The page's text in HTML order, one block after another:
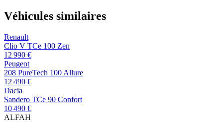
Véhicules similaires
Renault
Clio V TCe 100 Zen
12 990 €
Peugeot
208 PureTech 100 Allure
12 490 €
Dacia
Sandero TCe 90 Confort
10 490 €
ALFAH